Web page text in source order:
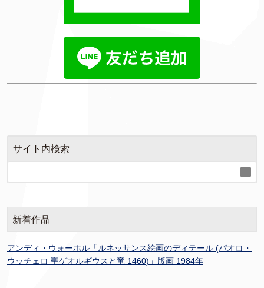
サイト内検索
新着作品
アンディ・ウォーホル「ルネッサンス絵画のディテール (パオロ・
ウッチェロ 聖ゲオルギウスと竜 1460)」版画 1984年